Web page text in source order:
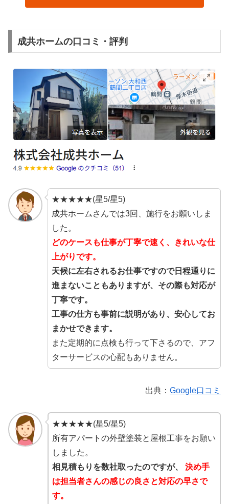
成共ホームの口コミ・評判
★★★★★(星5/星5)
成共ホームさんでは3回、施行をお願いしま
した。
どのケースも仕事が丁寧で速く、きれいな仕
上がりです。
天候に左右されるお仕事ですので日程通りに
進まないこともありますが、その際も対応が
丁寧です。
工事の仕方も事前に説明があり、安心してお
まかせできます。
また定期的に点検も行って下さるので、アフ
ターサービスの心配もありません。
出典： Google口コミ
★★★★★(星5/星5)
所有アパートの外壁塗装と屋根工事をお願い
しました。
相見積もりを数社取ったのですが、 決め手
は担当者さんの感じの良さと対応の早さで
す。